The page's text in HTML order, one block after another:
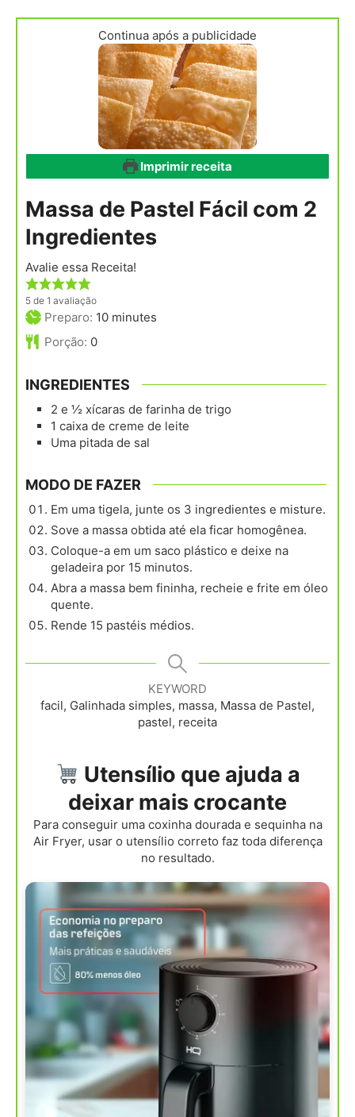
Continua após a publicidade
Imprimir receita
Massa de Pastel Fácil com 2
Ingredientes
Avalie essa Receita!
5 de 1 avaliação
Preparo: 10minutes
minutes
Porção: 0
INGREDIENTES
2 e ½ xícaras de farinha de trigo
1 caixa de creme de leite
Uma pitada de sal
MODO DE FAZER
Em uma tigela, junte os 3 ingredientes e misture.
Sove a massa obtida até ela ficar homogênea.
Coloque-a em um saco plástico e deixe na
geladeira por 15 minutos.
Abra a massa bem fininha, recheie e frite em óleo
quente.
Rende 15 pastéis médios.
KEYWORD
facil, Galinhada simples, massa, Massa de Pastel,
pastel, receita
Utensílio que ajuda a
deixar mais crocante
Para conseguir uma coxinha dourada e sequinha na
Air Fryer, usar o utensílio correto faz toda diferença
no resultado.